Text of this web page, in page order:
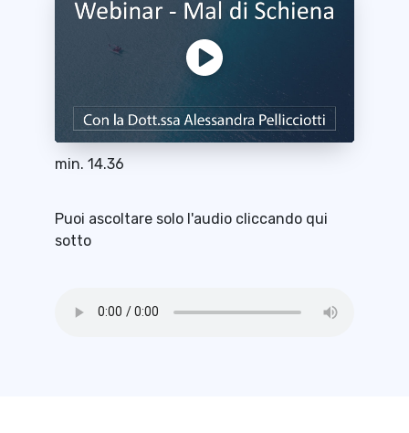
min. 14.36
Puoi ascoltare solo l'audio cliccando qui
sotto